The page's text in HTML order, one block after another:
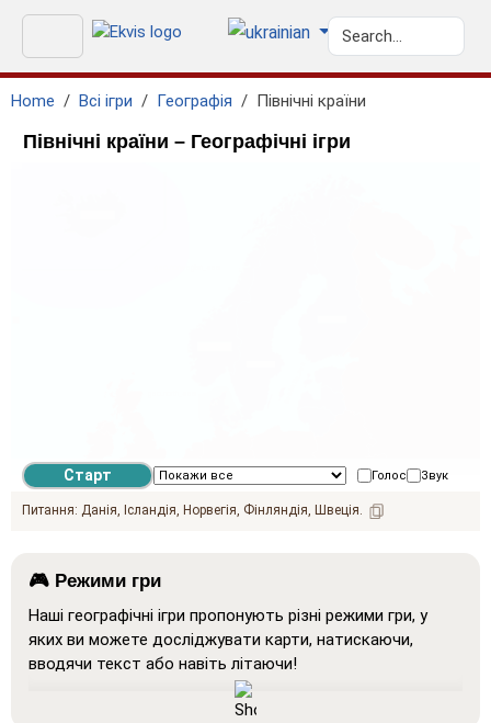
Home Всі ігри Географія Північні країни
Північні країни – Географічні ігри
Голос Звук
Питання: Данія Ісландія Норвегія Фінляндія Швеція
🎮 Режими гри
Наші географічні ігри пропонують різні режими гри, у
яких ви можете досліджувати карти, натискаючи,
вводячи текст або навіть літаючи!
: Режим навчання, у якому всі місця